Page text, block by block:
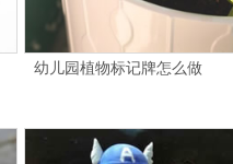
幼儿园植物标记牌怎么做